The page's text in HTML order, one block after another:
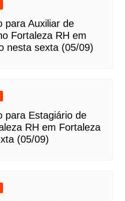
para Auxiliar de
Fortaleza RH em
nesta sexta (05/09)
para Estagiário de
RH em Fortaleza
(05/09)